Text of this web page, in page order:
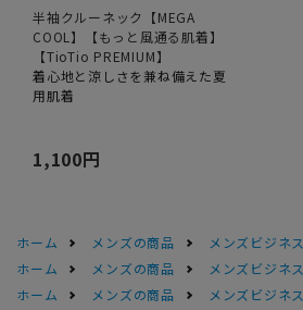
半袖クルーネック【MEGA
COOL】【もっと風通る肌着】
【TioTio PREMIUM】
着心地と涼しさを兼ね備えた夏
用肌着
1,100円
ホーム メンズの商品 メンズビジネス
ホーム
メンズの商品 メンズビジネス
ホーム
メンズの商品 メンズビジネス